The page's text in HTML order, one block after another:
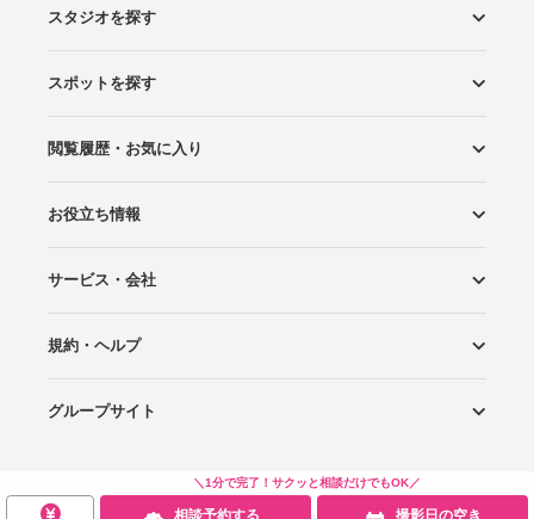
＼1分で完了！サクッと相談だけでもOK／
相談予約する 撮影日の空き
スタジオを探す
エリアから探す
こだわりから探す
NEW PHOTO STYLE
プランから探す
フォトタイプ診断
フォトグラファーから探す
国内リゾートから探す
スポットを探す
ロケーションから探す
スタジオから探す
閲覧履歴・お気に入り
閲覧スタジオ
お気に入り
お役立ち情報
Wedding Photo マガジン
はじめてガイド
サービス・会社
Photoraitとは
スタジオの掲載について
お問い合わせ
運営会社
サイトマップ
規約・ヘルプ
プライバシーポリシー
利用規約
ヘルプ
グループサイト
Wedding Park 海外